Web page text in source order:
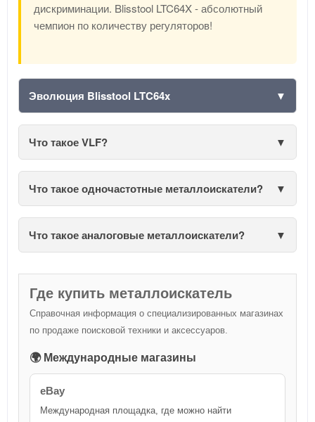
дискриминации. Blisstool LTC64X - абсолютный
чемпион по количеству регуляторов!
Эволюция Blisstool LTC64x
Что такое VLF?
Что такое одночастотные металлоискатели?
Что такое аналоговые металлоискатели?
Где купить металлоискатель
Справочная информация о специализированных магазинах
по продаже поисковой техники и аксессуаров.
🌍 Международные магазины
eBay
Международная площадка, где можно найти